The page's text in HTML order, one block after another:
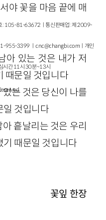
야 꽃을 마음 끝에 매
아 있는 것은 내가 저
때문일 것입니다
는 것은 당신이 나를
일 것입니다
흩날리는 것은 우리
때문일 것입니다
꽃잎 한장
: 105-81-63672ㅣ통신판매업 : 제 2009-
955-3399 ㅣcnc@changbi.com ㅣ개인
시간 11시 30분~13시